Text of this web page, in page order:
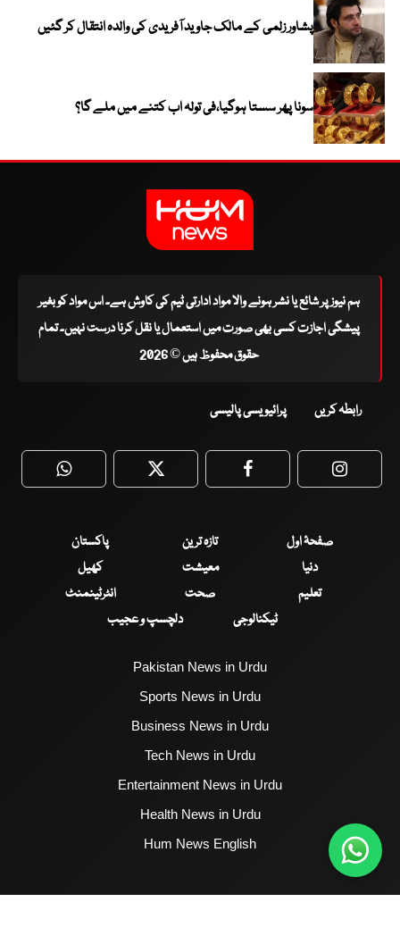
پشاور زلمی کے مالک جاوید آفریدی کی والدہ انتقال کر گئیں
سونا پھر سستا ہوگیا،فی تولہ اب کتنے میں ملے گا؟
ہم نیوز پر شائع یا نشر ہونے والا مواد ادارتی ٹیم کی کاوش ہے۔ اس مواد کو بغیر
پیشگی اجازت کسی بھی صورت میں استعمال یا نقل کرنا درست نہیں۔ تمام
حقوق محفوظ ہیں © 2026
رابطہ کریں پرائیویسی پالیسی
WhatsApp Twitter Facebook
صفحۂ اول تازہ ترین
پاکستان
دنیا
معیشت
کھیل
تعلیم
صحت
انٹرٹینمنٹ
ٹیکنالوجی
دلچسپ و عجیب
Pakistan News in Urdu
Sports News in Urdu
Business News in Urdu
Tech News in Urdu
Entertainment News in Urdu
Health News in Urdu
Hum News English